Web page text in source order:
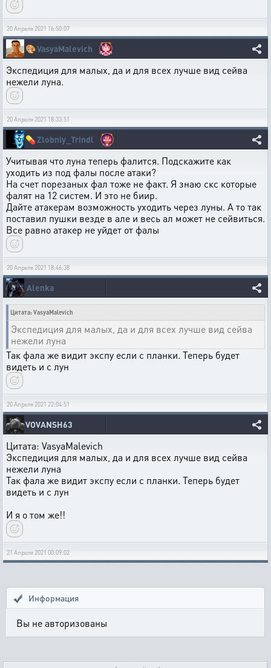
20 Апреля 2021 16:50:07
🎨VasyaMalevich
Экспедиция для малых, да и для всех лучше вид сейва
нежели луна.
20 Апреля 2021 18:33:51
💊Zlobniy_Trindl
Учитывая что луна теперь фалится. Подскажите как
уходить из под фалы после атаки?
На счет порезаных фал тоже не факт. Я знаю скс которые
фалят на 12 систем. И это не биир.
Дайте атакерам возможность уходить через луны. А то так
поставил пушки везде в але и весь ал может не сейвиться.
Все равно атакер не уйдет от фалы
20 Апреля 2021 18:46:38
Alenka
Цитата: VasyaMalevich
Экспедиция для малых, да и для всех лучше вид сейва
нежели луна
Так фала же видит экспу если с планки. Теперь будет
видеть и с лун
20 Апреля 2021 22:04:51
VOVANSH63
Цитата: VasyaMalevich
Экспедиция для малых, да и для всех лучше вид сейва
нежели луна
Так фала же видит экспу если с планки. Теперь будет
видеть и с лун
И я о том же!!
21 Апреля 2021 00:09:02
Информация
Вы не авторизованы